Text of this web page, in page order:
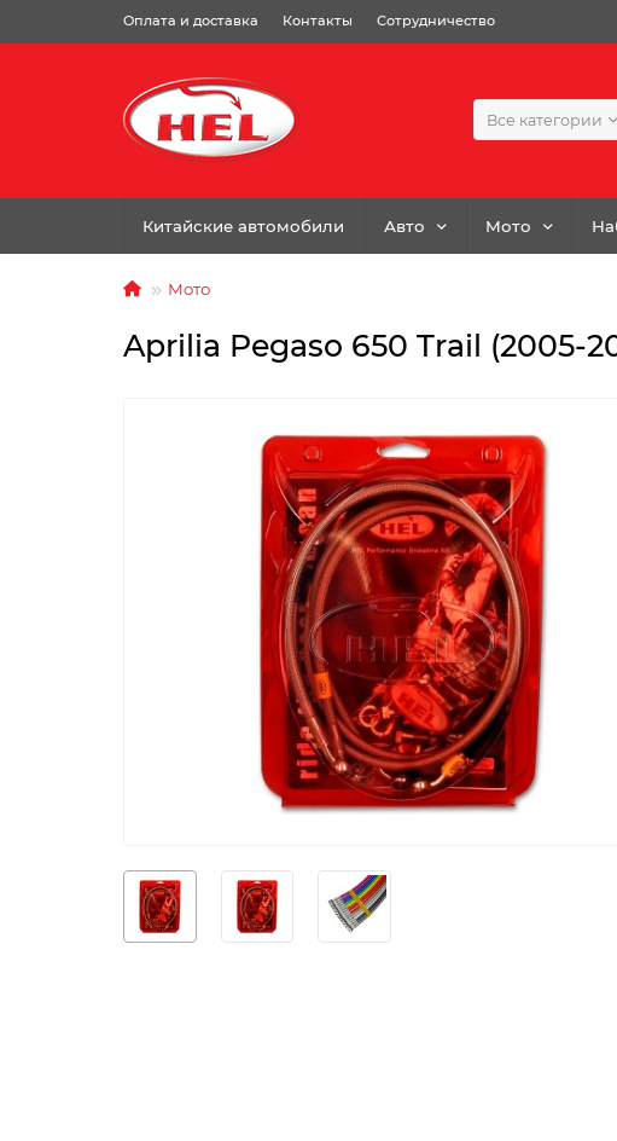
Оплата и доставка Контакты Сотрудничество
Все категории
Китайские автомобили Авто Мото
Мото
Aprilia Pegaso 650 Trail (2005-